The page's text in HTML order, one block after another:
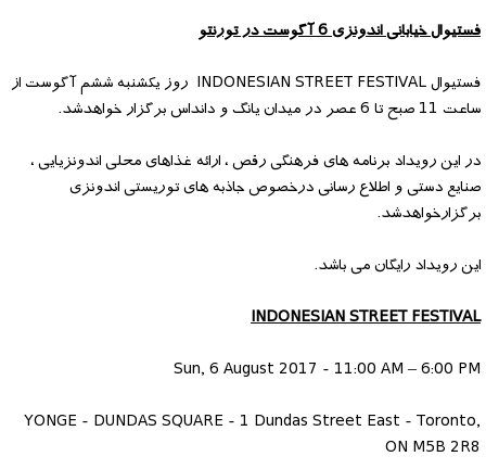
فستیوال خیابانی اندونزی 6 آگوست در تورنتو
فستیوال INDONESIAN STREET FESTIVAL روز یکشنبه ششم آگوست از
ساعت 11 صبح تا 6 عصر در میدان یانگ و دانداس برگزار خواهدشد.
در این رویداد برنامه های فرهنگی رقص ، ارائه غذاهای محلی اندونزیایی ،
صنایع دستی و اطلاع رسانی درخصوص جاذبه های توریستی اندونزی
برگزارخواهدشد.
این رویداد رایگان می باشد.
INDONESIAN STREET FESTIVAL
Sun, 6 August 2017 - 11:00 AM – 6:00 PM
YONGE - DUNDAS SQUARE - 1 Dundas Street East - Toronto,
ON M5B 2R8